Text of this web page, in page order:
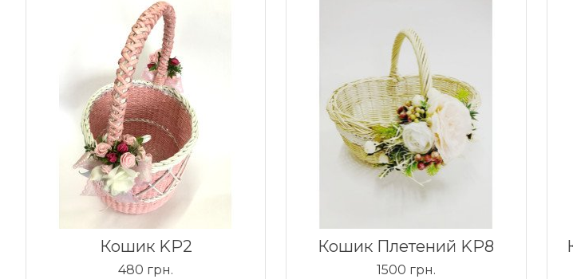
Кошик KP2
480 грн.
Кошик Плетений KP8
1500 грн.